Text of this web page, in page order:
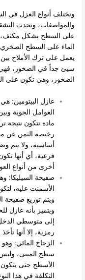
وتختلف أنواع العزل في
والمواصفات، وتحدث
على السطح بشكل مكثف،
الماء على السطح
يعمل على ترك الأملاح بين
سيئ جداً في الصخور، فهي
الصخور، وهي تكون على
عازل البيتومين:
العوامل الجوية
مادة تتكون نتيجة
رخيصة الثمن عن
أساسية، ولا يتم
فرعية، أي أنها
أخرى من أنواع
صفيحة السيليكا:
الأسمنت عليه،
ويتم توزيع صفيحة
ويتميز بأنه عازل
إلى متوسطي الدخل
رمزية، إلا أنها
الزجاج المائي:
سطح المبنى،
الأسطح حتى يتكون
التكلفة في هذا